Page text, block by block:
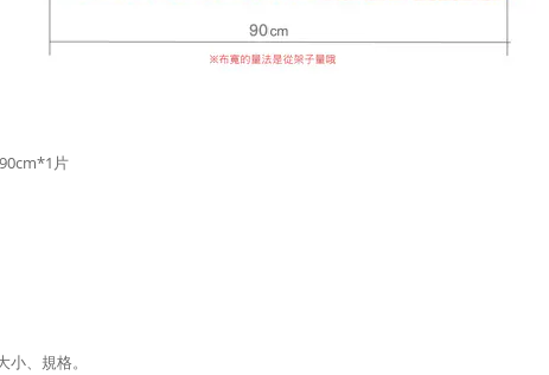
片
、規格。